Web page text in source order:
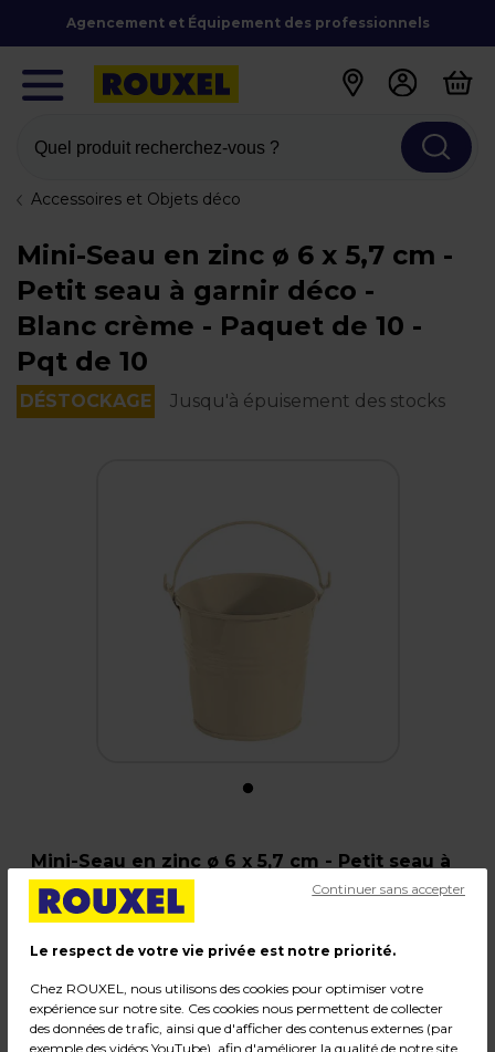
Agencement et Équipement des professionnels
Quel produit recherchez-vous ?
Accessoires et Objets déco
Mini-Seau en zinc ø 6 x 5,7 cm -
Petit seau à garnir déco -
Blanc crème - Paquet de 10 -
Pqt de 10
DÉSTOCKAGE Jusqu'à épuisement des stocks
Mini-Seau en zinc ø 6 x 5,7 cm - Petit seau à
garnir déco - Blanc crème - Paquet de 10
Matière : Zinc
Dimensions : ø 6 x 5,7 cm
Poids : 0,30 kg
Le respect de votre vie privée est notre priorité.
Chez ROUXEL, nous utilisons des cookies pour optimiser votre
expérience sur notre site. Ces cookies nous permettent de collecter
des données de trafic, ainsi que d'afficher des contenus externes (par
exemple des vidéos YouTube), afin d'améliorer la qualité de notre site.
Continuer sans accepter